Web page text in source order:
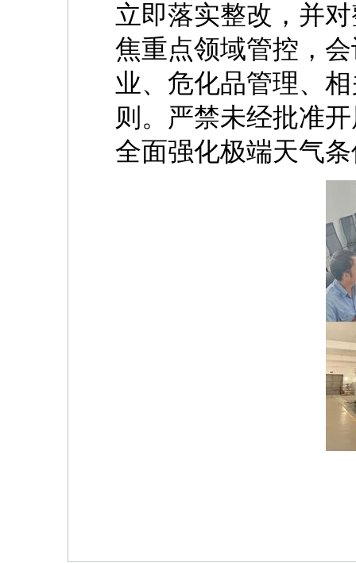
立即落实整改，并
焦重点领域管控，
业、危化品管理、
则。严禁未经批准
全面强化极端天气